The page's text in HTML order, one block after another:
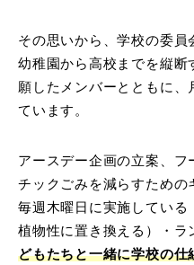
その思いから、学校の委員
幼稚園から高校までを縦断
願した メンバーとともに、
ています。
アースデー企画の立案、フ
チックごみを減らすための
毎週木曜日に実施している
植物性に置き換える）・ラ
どもたちと一緒に学校の仕